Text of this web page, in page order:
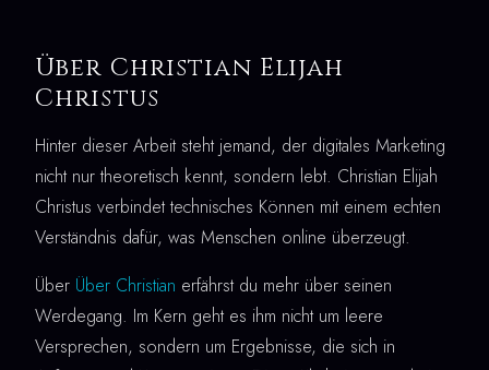
Über Christian Elijah
Christus
Hinter dieser Arbeit steht jemand, der digitales Marketing
nicht nur theoretisch kennt, sondern lebt. Christian Elijah
Christus verbindet technisches Können mit einem echten
Verständnis dafür, was Menschen online überzeugt.
Über Über Christian erfährst du mehr über seinen
Werdegang. Im Kern geht es ihm nicht um leere
Versprechen, sondern um Ergebnisse, die sich in